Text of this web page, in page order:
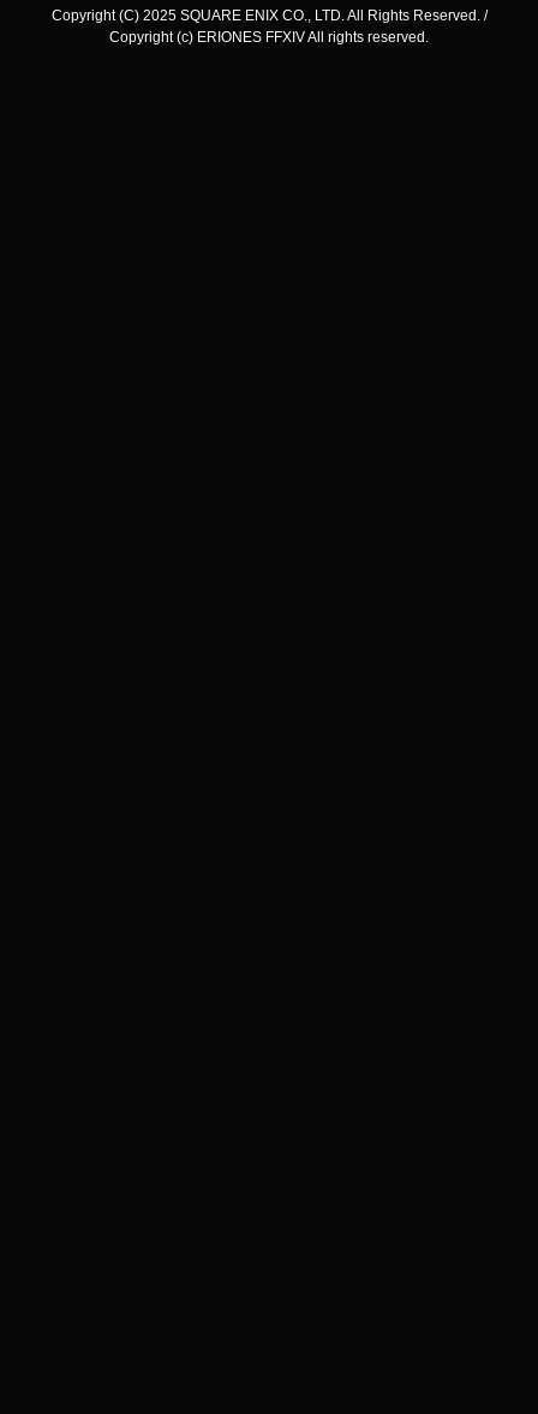
Copyright (C) 2025 SQUARE ENIX CO., LTD. All Rights Reserved. /
Copyright (c) ERIONES FFXIV All rights reserved.